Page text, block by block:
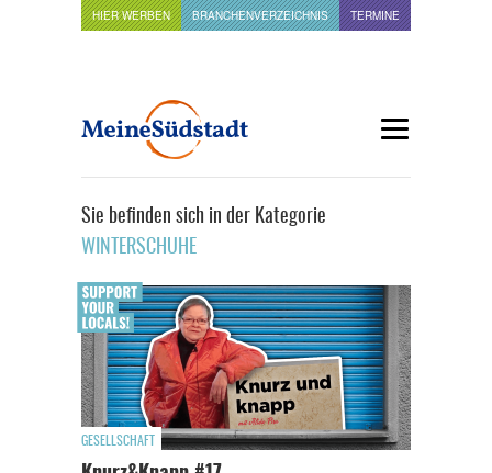
HIER WERBEN BRANCHENVERZEICHNIS TERMINE
Sie befinden sich in der Kategorie
WINTERSCHUHE
GESELLSCHAFT